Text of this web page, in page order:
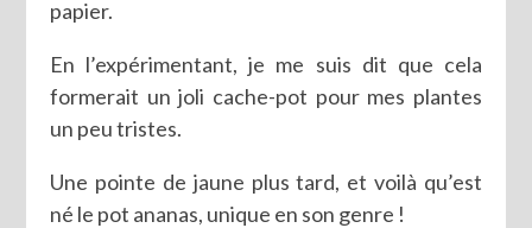
papier.
En l’expérimentant, je me suis dit que cela
formerait un joli cache-pot pour mes plantes
un peu tristes.
Une pointe de jaune plus tard, et voilà qu’est
né le pot ananas, unique en son genre !